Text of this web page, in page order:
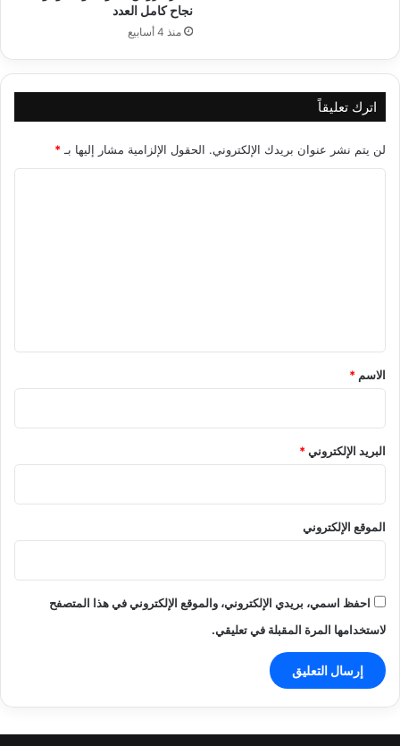
نجاح كامل العدد
منذ 4 أسابيع
اترك تعليقاً
لن يتم نشر عنوان بريدك الإلكتروني. الحقول الإلزامية مشار إليها بـ*
*
الاسم *
البريد الإلكتروني*
الموقع الإلكتروني
احفظ اسمي، بريدي الإلكتروني، والموقع الإلكتروني في هذا المتصفح
لاستخدامها المرة المقبلة في تعليقي.